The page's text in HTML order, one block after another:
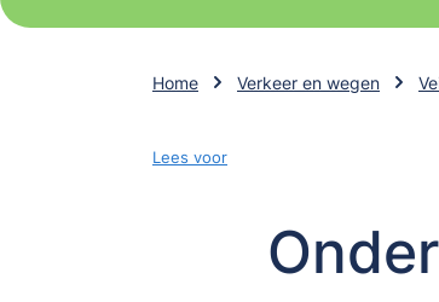
Home Verkeer en wegen
Lees voor